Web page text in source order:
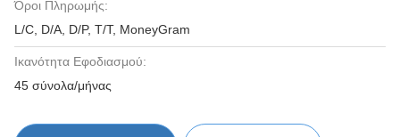
Όροι Πληρωμής:
L/C, D/A, D/P, T/T, MoneyGram
Ικανότητα Εφοδιασμού:
45 σύνολα/μήνας